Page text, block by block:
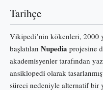
Tarihçe
Vikipedi’nin kökenleri, 2000
başlatılan Nupedia projesine
akademisyenler tarafından
ansiklopedi olarak
süreci nedeniyle alternatif bir